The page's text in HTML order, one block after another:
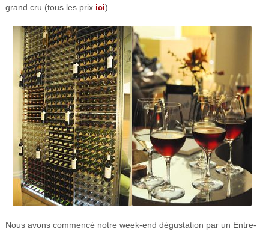
grand cru (tous les prix ici)
Nous avons commencé notre week-end dégustation par un Entre-